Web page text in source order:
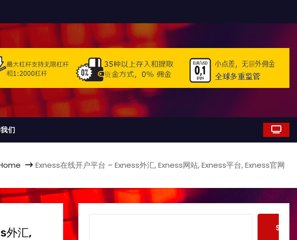
们
Exness在线开户平台 – Exness外汇, Exness网站, Exness平台, Exness官网
外汇,